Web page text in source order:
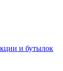
и бутылок